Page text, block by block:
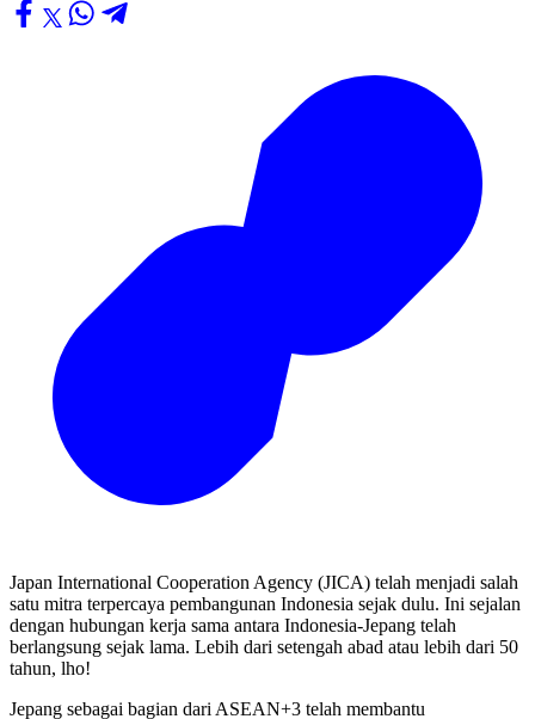
Japan International Cooperation Agency (JICA) telah menjadi salah
satu mitra terpercaya pembangunan Indonesia sejak dulu. Ini sejalan
dengan hubungan kerja sama antara Indonesia-Jepang telah
berlangsung sejak lama. Lebih dari setengah abad atau lebih dari 50
tahun, lho!
Jepang sebagai bagian dari ASEAN+3 telah membantu